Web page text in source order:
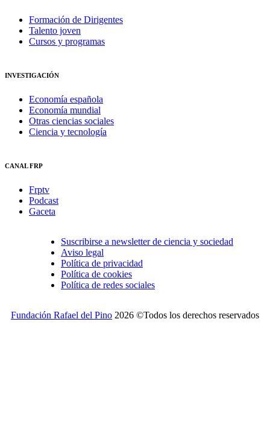
Formación de Dirigentes
Talento joven
Cursos y programas
INVESTIGACIÓN
Economía española
Economía mundial
Otras ciencias sociales
Ciencia y tecnología
CANAL FRP
Frptv
Podcast
Gaceta
Suscribirse a newsletter de ciencia y sociedad
Aviso legal
Política de privacidad
Política de cookies
Política de redes sociales
Fundación Rafael del Pino 2026 ©Todos los derechos reservados